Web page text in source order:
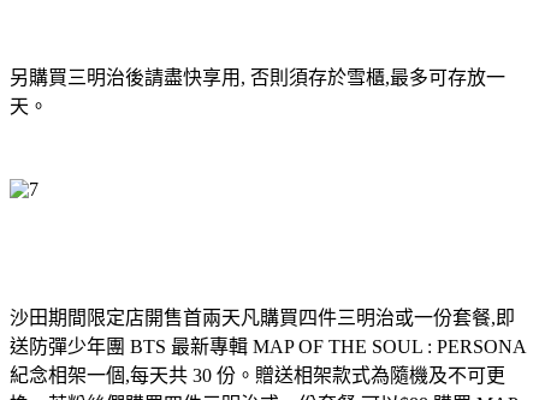
另購買三明治後請盡快享用 , 否則須存於雪櫃,最多可存放一
天。
沙田期間限定店開售首兩天凡購買四件三明治或一份套餐, 即
送防彈少年團 BTS 最新專輯 MAP OF THE SOUL : PERSONA
紀念相架一個,每天共 30 份。贈送相架款式為隨機及不可更